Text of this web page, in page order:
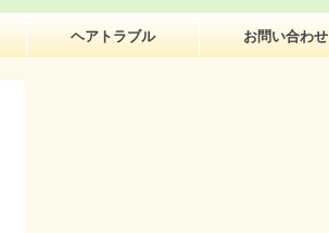
ヘアトラブル お問い合わせ